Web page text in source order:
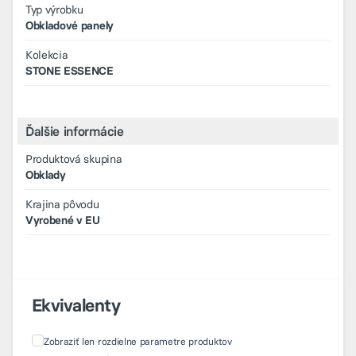
Typ výrobku
Obkladové panely
Kolekcia
STONE ESSENCE
Ďalšie informácie
Produktová skupina
Obklady
Krajina pôvodu
Vyrobené v EU
Ekvivalenty
Zobraziť len rozdielne parametre produktov